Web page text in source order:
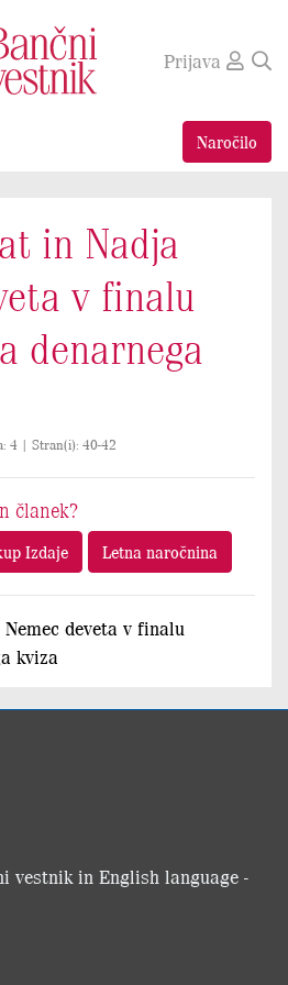
Prijava
Naročilo
in Nadja
v finalu
denarnega
4 | Stran(i): 40-42
članek?
Izdaje Letna naročnina
deveta v finalu
kviza
vestnik in English language -